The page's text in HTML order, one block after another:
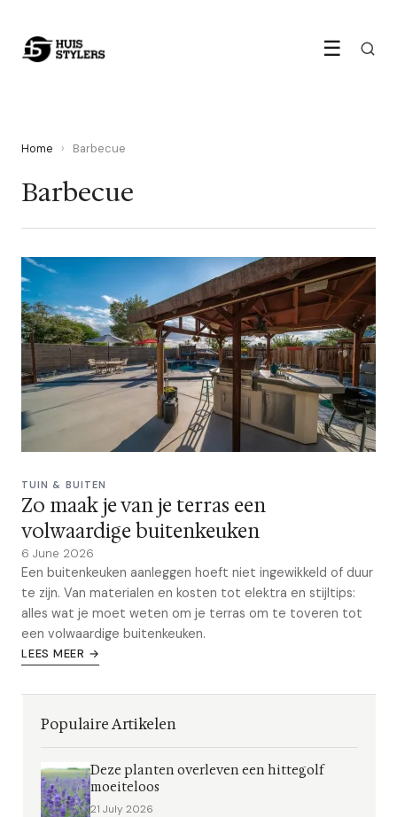
☰
Home › Barbecue
Barbecue
TUIN & BUITEN
Zo maak je van je terras een
volwaardige buitenkeuken
6 June 2026
Een buitenkeuken aanleggen hoeft niet ingewikkeld of duur
te zijn. Van materialen en kosten tot elektra en stijltips:
alles wat je moet weten om je terras om te toveren tot
een volwaardige buitenkeuken.
LEES MEER →
Populaire Artikelen
Deze planten overleven een hittegolf
moeiteloos
21 July 2026